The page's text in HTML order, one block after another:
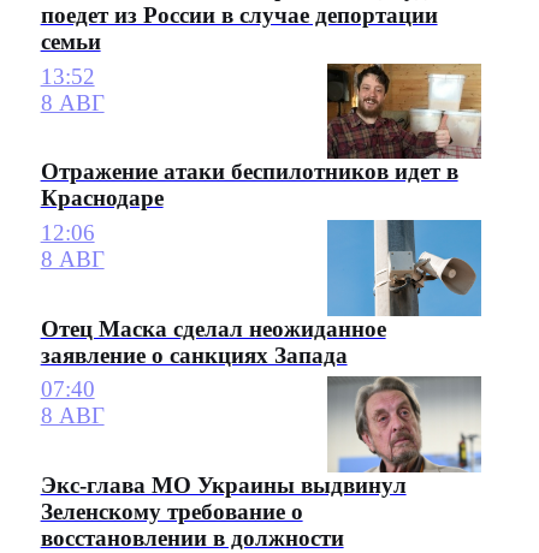
поедет из России в случае депортации
семьи
13:52
8 АВГ
Отражение атаки беспилотников идет в
Краснодаре
12:06
8 АВГ
Отец Маска сделал неожиданное
заявление о санкциях Запада
07:40
8 АВГ
Экс-глава МО Украины выдвинул
Зеленскому требование о
восстановлении в должности